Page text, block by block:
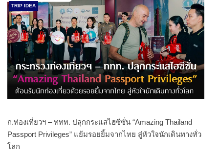
TRIP IDEA
ก.ท่องเที่ยวฯ – ททท. ปลุกกระแสไฮซีซั่น “Amazing Thailand
Passport Privileges” แย้มรอยยิ้มจากไทย สู่หัวใจนักเดินทางทั่ว
โลก